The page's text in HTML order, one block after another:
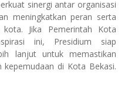
sinergi antar organisasi
meningkatkan peran serta
Jika Pemerintah Kota
ini, Presidium siap
lanjut untuk memastikan
di Kota Bekasi.